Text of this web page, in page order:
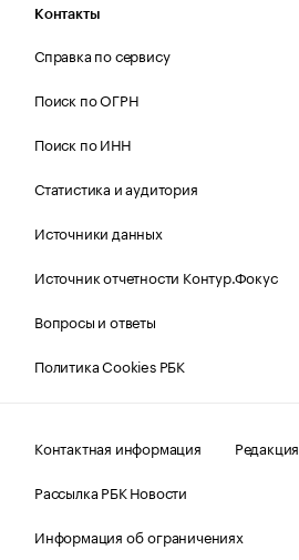
Контакты
Справка по сервису
Поиск по ОГРН
Поиск по ИНН
Статистика и аудитория
Источники данных
Источник отчетности Контур.Фокус
Вопросы и ответы
Политика Cookies РБК
Контактная информация
Редакция
Рассылка РБК Новости
Информация об ограничениях